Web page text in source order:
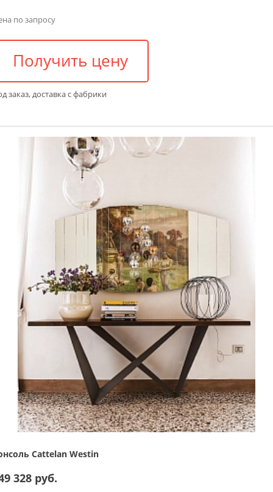
по запросу
Получить цену
заказ, доставка с фабрики
Cattelan Westin
328 руб.